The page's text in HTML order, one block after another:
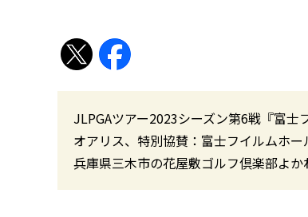
JLPGAツアー2023シーズン第6戦『富
オアリス、特別協賛：富士フイルムホ
兵庫県三木市の花屋敷ゴルフ倶楽部よか